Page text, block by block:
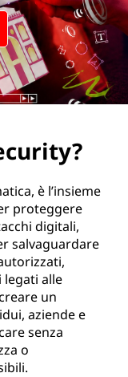
è l’insieme
proteggere
digitali,
salvaguardare
legati alle
un
aziende e
senza
o